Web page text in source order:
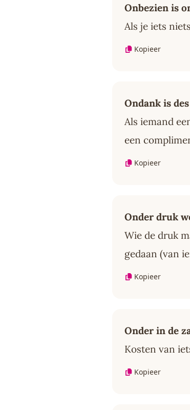
Onbezien is
Als je iets
Kopieer
Ondank is
Als iemand
een
Kopieer
Onder druk
Wie de druk
gedaan (van
Kopieer
Onder in de
Kosten van
Kopieer